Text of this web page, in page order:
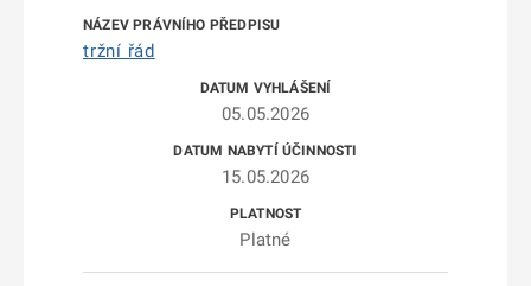
tržní řád
05.05.2026
15.05.2026
Platné